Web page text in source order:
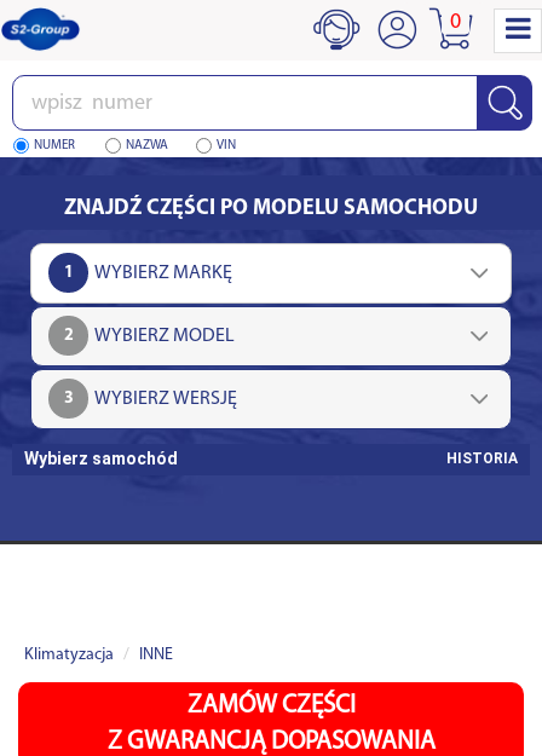
Wpisz
numer
NUMER NAZWA VIN
0
ZNAJDŹ CZĘŚCI PO MODELU SAMOCHODU
1
2
3
Wybierz samochód HISTORIA
Klimatyzacja INNE
ZAMÓW CZĘŚCI
Z GWARANCJĄ DOPASOWANIA